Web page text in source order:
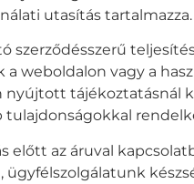
utasítás tartalmazza.
szerződésszerű
a weboldalon vagy a
nyújtott tájékoztatásnál
tulajdonságokkal
előtt az áruval
ügyfélszolgálatunk